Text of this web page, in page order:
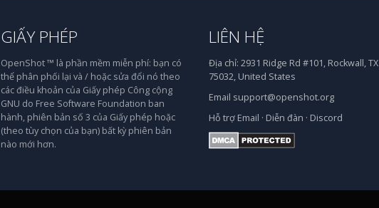
GIẤY PHÉP
OpenShot ™ là phần mềm miễn phí: bạn có
thể phân phối lại và / hoặc sửa đổi nó theo
các điều khoản của Giấy phép Công cộng
GNU do Free Software Foundation ban
hành, phiên bản số 3 của Giấy phép hoặc
(theo tùy chọn của bạn) bất kỳ phiên bản
nào mới hơn.
LIÊN HỆ
Địa chỉ: 2931 Ridge Rd #101, Rockwall, TX
75032, United States
Email support@openshot.org
Hỗ trợ Email · Diễn đàn · Discord